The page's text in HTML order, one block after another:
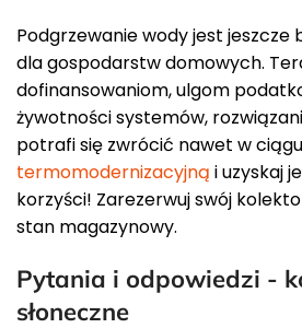
Podgrzewanie wody jest
dla gospodarstw domowych.
dofinansowaniom, ulgom
żywotności systemów,
potrafi się zwrócić nawet w
termomodernizacyjną i uzyskaj
korzyści! Zarezerwuj swój
stan magazynowy.
Pytania i odpowiedzi -
słoneczne